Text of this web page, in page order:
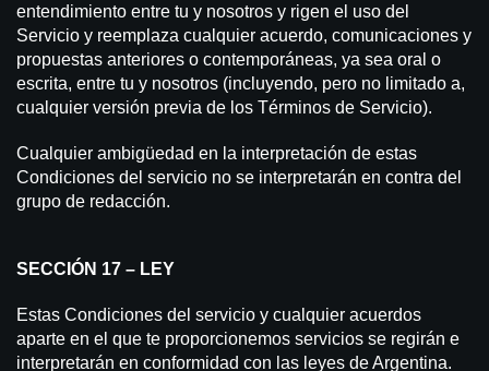
entendimiento entre tu y nosotros y rigen el uso del
Servicio y reemplaza cualquier acuerdo, comunicaciones y
propuestas anteriores o contemporáneas, ya sea oral o
escrita, entre tu y nosotros (incluyendo, pero no limitado a,
cualquier versión previa de los Términos de Servicio).
Cualquier ambigüedad en la interpretación de estas
Condiciones del servicio no se interpretarán en contra del
grupo de redacción.
SECCIÓN 17 – LEY
Estas Condiciones del servicio y cualquier acuerdos
aparte en el que te proporcionemos servicios se regirán e
interpretarán en conformidad con las leyes de Argentina.